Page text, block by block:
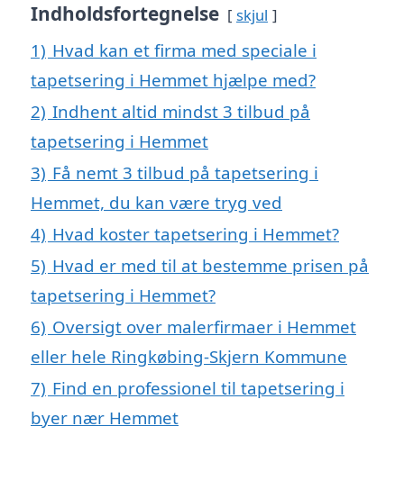
Indholdsfortegnelse skjul
1) Hvad kan et firma med speciale i
tapetsering i Hemmet hjælpe med?
2) Indhent altid mindst 3 tilbud på
tapetsering i Hemmet
3) Få nemt 3 tilbud på tapetsering i
Hemmet, du kan være tryg ved
4) Hvad koster tapetsering i Hemmet?
5) Hvad er med til at bestemme prisen på
tapetsering i Hemmet?
6) Oversigt over malerfirmaer i Hemmet
eller hele Ringkøbing-Skjern Kommune
7) Find en professionel til tapetsering i
byer nær Hemmet